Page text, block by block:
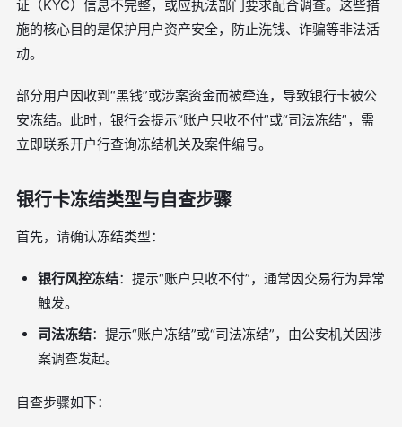
证（KYC）信息不完整，或应执法部门要求配合调查。这些措
施的核心目的是保护用户资产安全，防止洗钱、诈骗等非法活
动。
部分用户因收到“黑钱”或涉案资金而被牵连，导致银行卡被公
安冻结。此时，银行会提示“账户只收不付”或“司法冻结”，需
立即联系开户行查询冻结机关及案件编号。
银行卡冻结类型与自查步骤
首先，请确认冻结类型：
银行风控冻结：提示“账户只收不付”，通常因交易行为异常
触发。
司法冻结：提示“账户冻结”或“司法冻结”，由公安机关因涉
案调查发起。
自查步骤如下：